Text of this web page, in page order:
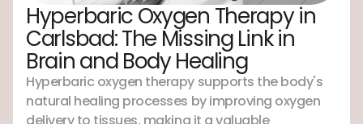
Hyperbaric Oxygen Therapy in
Carlsbad: The Missing Link in
Brain and Body Healing
Hyperbaric oxygen therapy supports the body's
natural healing processes by improving oxygen
delivery to tissues, making it a valuable